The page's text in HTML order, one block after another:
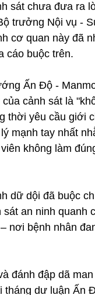
sát chưa đưa ra
trưởng Nội vụ -
cơ quan này đã
cáo buộc trên.
Ấn Độ -
cảnh sát là
thời yêu cầu giới
mạnh tay nhất
không làm
dữ dội đã buộc
an ninh quanh
nơi bệnh nhân
đánh đập dã
tháng dư luận Ấn